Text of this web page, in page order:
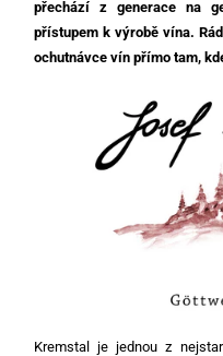
přechází z generace na
přístupem k výrobě vína.
ochutnávce vín přímo tam,
Kremstal je jednou z